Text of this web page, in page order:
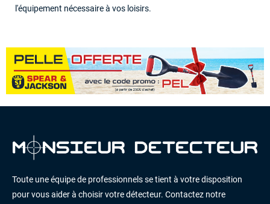
l'équipement nécessaire à vos loisirs.
Toute une équipe de professionnels se tient à votre disposition
pour vous aider à choisir votre détecteur. Contactez notre